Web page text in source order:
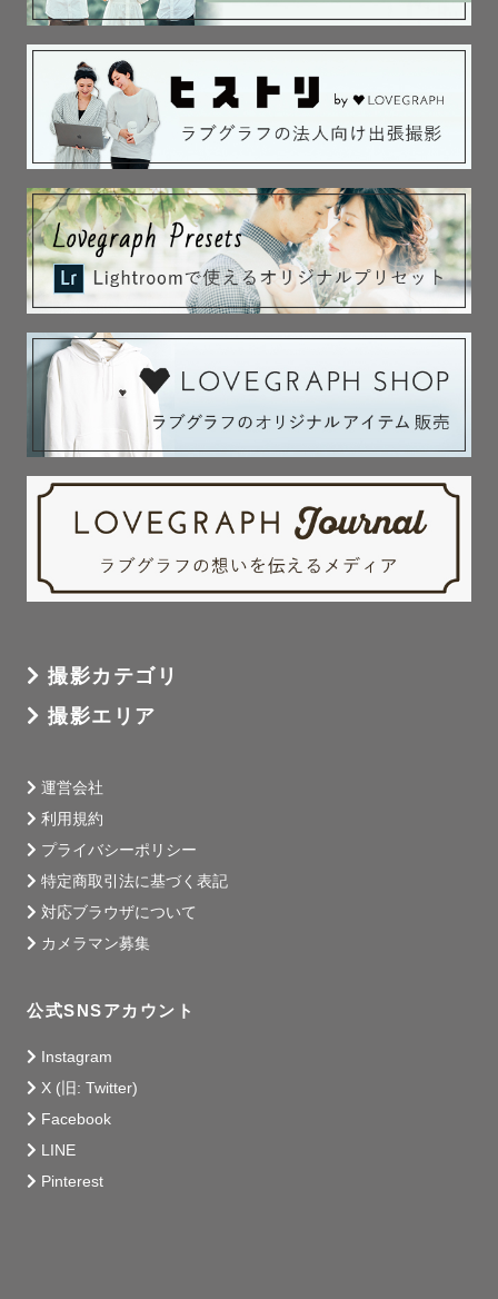
撮影カテゴリ
撮影エリア
運営会社
利用規約
プライバシーポリシー
特定商取引法に基づく表記
対応ブラウザについて
カメラマン募集
公式SNSアカウント
Instagram
X (旧: Twitter)
Facebook
LINE
Pinterest